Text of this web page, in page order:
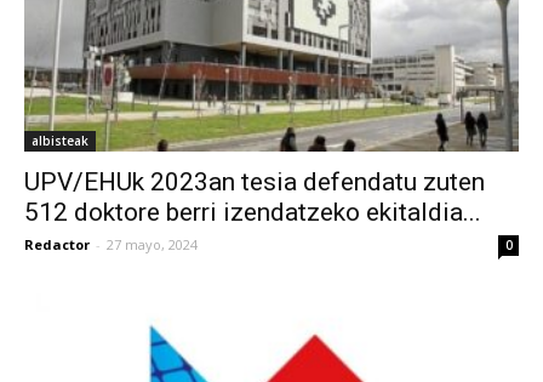
albisteak
UPV/EHUk 2023an tesia defendatu zuten
512 doktore berri izendatzeko ekitaldia...
Redactor - 27 mayo, 2024 0